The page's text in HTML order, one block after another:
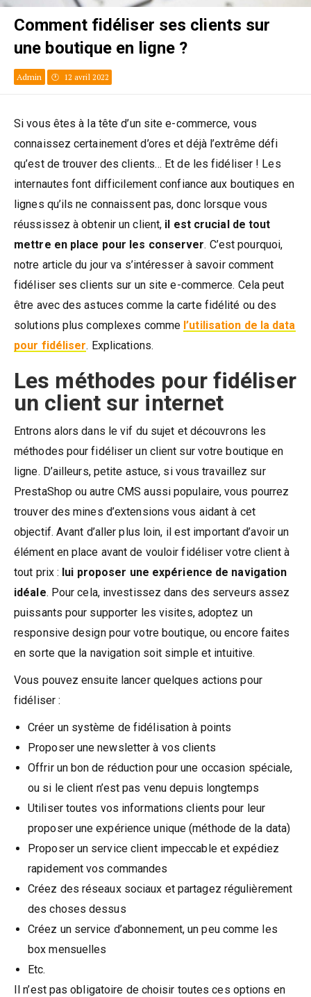
Comment fidéliser ses clients sur
une boutique en ligne ?
Admin 12 avril 2022
Si vous êtes à la tête d’un site e-commerce, vous
connaissez certainement d’ores et déjà l’extrême défi
qu’est de trouver des clients… Et de les fidéliser ! Les
internautes font difficilement confiance aux boutiques en
lignes qu’ils ne connaissent pas, donc lorsque vous
réussissez à obtenir un client, il est crucial de tout
mettre en place pour les conserver. C’est pourquoi,
notre article du jour va s’intéresser à savoir comment
fidéliser ses clients sur un site e-commerce. Cela peut
être avec des astuces comme la carte fidélité ou des
solutions plus complexes comme l’utilisation de la data
pour fidéliser. Explications.
Les méthodes pour fidéliser
un client sur internet
Entrons alors dans le vif du sujet et découvrons les
méthodes pour fidéliser un client sur votre boutique en
ligne. D’ailleurs, petite astuce, si vous travaillez sur
PrestaShop ou autre CMS aussi populaire, vous pourrez
trouver des mines d’extensions vous aidant à cet
objectif. Avant d’aller plus loin, il est important d’avoir un
élément en place avant de vouloir fidéliser votre client à
tout prix : lui proposer une expérience de navigation
idéale. Pour cela, investissez dans des serveurs assez
puissants pour supporter les visites, adoptez un
responsive design pour votre boutique, ou encore faites
en sorte que la navigation soit simple et intuitive.
Vous pouvez ensuite lancer quelques actions pour
fidéliser :
Créer un système de fidélisation à points
Proposer une newsletter à vos clients
Offrir un bon de réduction pour une occasion spéciale,
ou si le client n’est pas venu depuis longtemps
Utiliser toutes vos informations clients pour leur
proposer une expérience unique (méthode de la data)
Proposer un service client impeccable et expédiez
rapidement vos commandes
Créez des réseaux sociaux et partagez régulièrement
des choses dessus
Créez un service d’abonnement, un peu comme les
box mensuelles
Etc.
Il n’est pas obligatoire de choisir toutes ces options en